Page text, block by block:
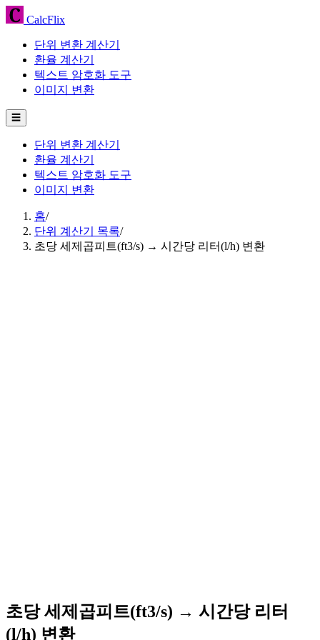
CalcFlix
단위 변환 계산기
환율 계산기
텍스트 암호화 도구
이미지 변환
☰
단위 변환 계산기
환율 계산기
텍스트 암호화 도구
이미지 변환
홈/
단위 계산기 목록/
초당 세제곱피트(ft3/s) → 시간당 리터(l/h) 변환
초당 세제곱피트(ft3/s) → 시간당 리터
(l/h) 변환